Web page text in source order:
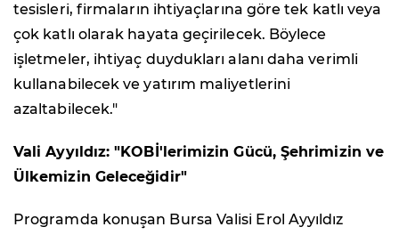
tesisleri, firmaların ihtiyaçlarına göre tek katlı veya
çok katlı olarak hayata geçirilecek. Böylece
işletmeler, ihtiyaç duydukları alanı daha verimli
kullanabilecek ve yatırım maliyetlerini
azaltabilecek."
Vali Ayyıldız: "KOBİ'lerimizin Gücü, Şehrimizin ve
Ülkemizin Geleceğidir"
Programda konuşan Bursa Valisi Erol Ayyıldız